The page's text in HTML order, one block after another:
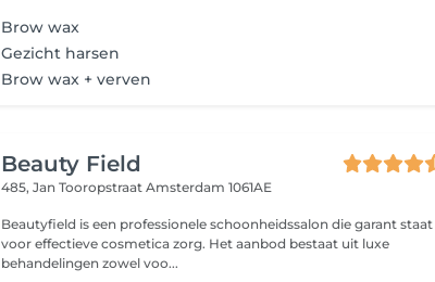
Brow wax
Gezicht harsen
Brow wax + verven
Beauty Field
485, Jan TooropstraatAmsterdam 1061AE
Beautyfield is een professionele schoonheidssalon die garant staat
voor effectieve cosmetica zorg. Het aanbod bestaat uit luxe
behandelingen zowel voo...